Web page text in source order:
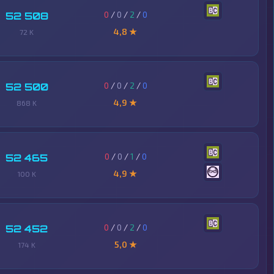
52 508
72 K
0 / 0 / 2 /0
4,8 ★
52 500
868 K
0 / 0 / 2 /0
4,9 ★
52 465
100 K
0 / 0 /1 /0
4,9 ★
52 452
174 K
0 / 0 / 2 /0
5,0 ★